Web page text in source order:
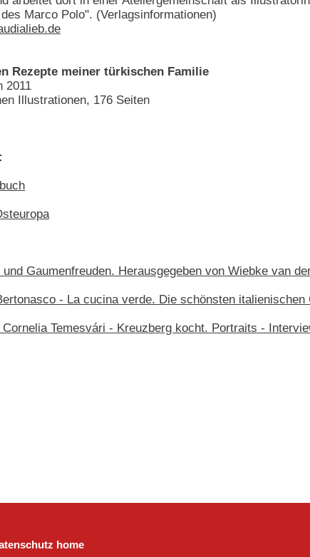
Marco Polo". (Verlagsinformationen)
Rezepte meiner türkischen Familie
2011
Illustrationen, 176 Seiten
Gaumenfreuden. Herausgegeben von Wiebke van
- La cucina verde. Die schönsten italienischen
Temesvári - Kreuzberg kocht. Portraits -
home